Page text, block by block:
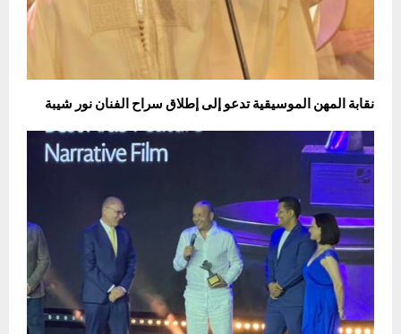
نقابة المهن الموسيقية تدعو إلى إطلاق سراح الفنان نور شيبة